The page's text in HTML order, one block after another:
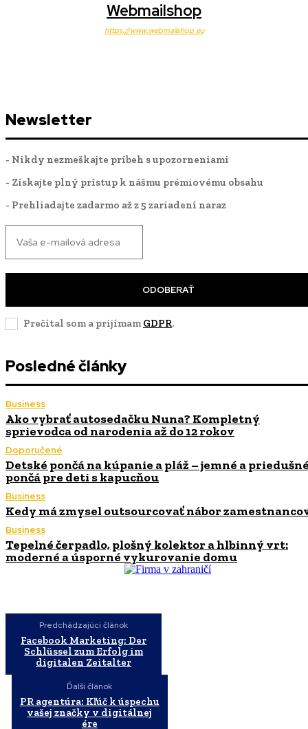
Webmailshop
https://www.webmailshop.eu
Newsletter
- Nikdy nezmeškajte príbeh s upozorneniami
- Získajte plný prístup k nášmu prémiovému obsahu
- Prehliadajte zadarmo až z 5 zariadení naraz
ODOBERAŤ
Prečítal som a prijímam GDPR.
Posledné články
Business
Ako vybrať autosedačku Nuna? Kompletný
sprievodca od narodenia až do 12 rokov
Doporučené
Detské pončá na kúpanie a pláž – jemné a
pončá pre deti s kapucňou
Business
Kedy má zmysel outsourcovať nábor
Business
Tepelné čerpadlo, plošný kolektor a hlbinný vrt:
moderné a úsporné vykurovanie domu
Predchádzajúci článok
Facebook Marketing: Der
Schlüssel zum Erfolg im
digitalen Zeitalter
Ďalší článok
PR agentúra: Kľúč k úspechu
vašej značky v digitálnej
ére